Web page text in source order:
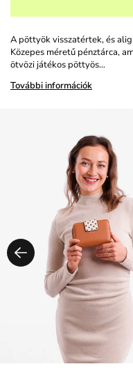
A pöttyök visszatértek, és
Közepes méretű pénztárca,
ötvözi játékos pöttyös…
További információk